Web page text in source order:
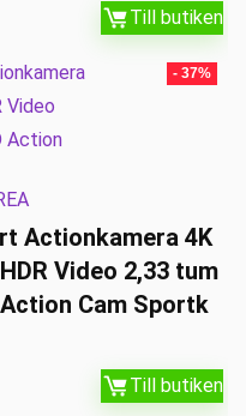
Till butiken
- 37%
Actionkamera 4K
Video 2,33 tum
Cam Sportk
Till butiken